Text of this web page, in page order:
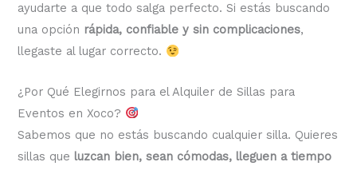
ayudarte a que todo salga perfecto. Si estás buscando
una opción rápida, confiable y sin complicaciones,
llegaste al lugar correcto.
¿Por Qué Elegirnos para el Alquiler de Sillas para
Eventos en Xoco?
Sabemos que no estás buscando cualquier silla. Quieres
sillas que luzcan bien, sean cómodas, lleguen a tiempo